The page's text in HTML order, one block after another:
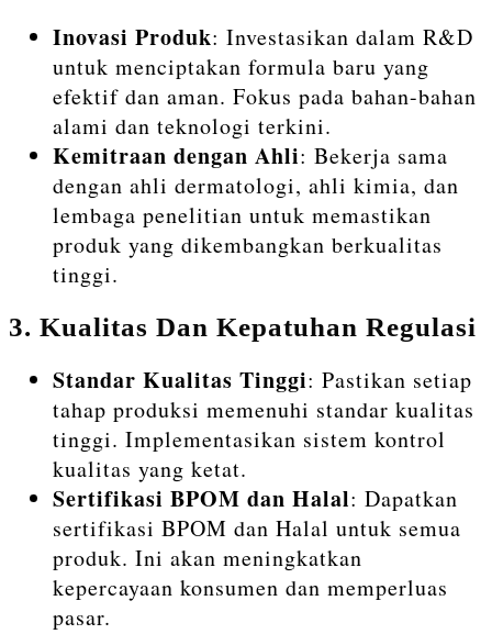
Inovasi Produk: Investasikan dalam R&D
untuk menciptakan formula baru yang
efektif dan aman. Fokus pada bahan-bahan
alami dan teknologi terkini.
Kemitraan dengan Ahli: Bekerja sama
dengan ahli dermatologi, ahli kimia, dan
lembaga penelitian untuk memastikan
produk yang dikembangkan berkualitas
tinggi.
3. Kualitas Dan Kepatuhan Regulasi
Standar Kualitas Tinggi: Pastikan setiap
tahap produksi memenuhi standar kualitas
tinggi. Implementasikan sistem kontrol
kualitas yang ketat.
Sertifikasi BPOM dan Halal: Dapatkan
sertifikasi BPOM dan Halal untuk semua
produk. Ini akan meningkatkan
kepercayaan konsumen dan memperluas
pasar.